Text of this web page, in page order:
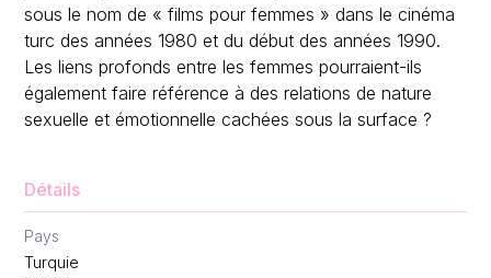
sous le nom de « films pour femmes » dans le cinéma
turc des années 1980 et du début des années 1990.
Les liens profonds entre les femmes pourraient-ils
également faire référence à des relations de nature
sexuelle et émotionnelle cachées sous la surface ?
Détails
Pays
Turquie